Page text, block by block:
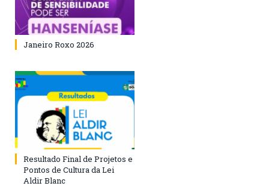
Janeiro Roxo 2026
Resultado Final de Projetos e
Pontos de Cultura da Lei
Aldir Blanc